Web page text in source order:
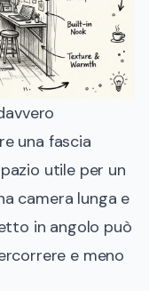
una fascia
utile per un
camera lunga e
in angolo può
e meno